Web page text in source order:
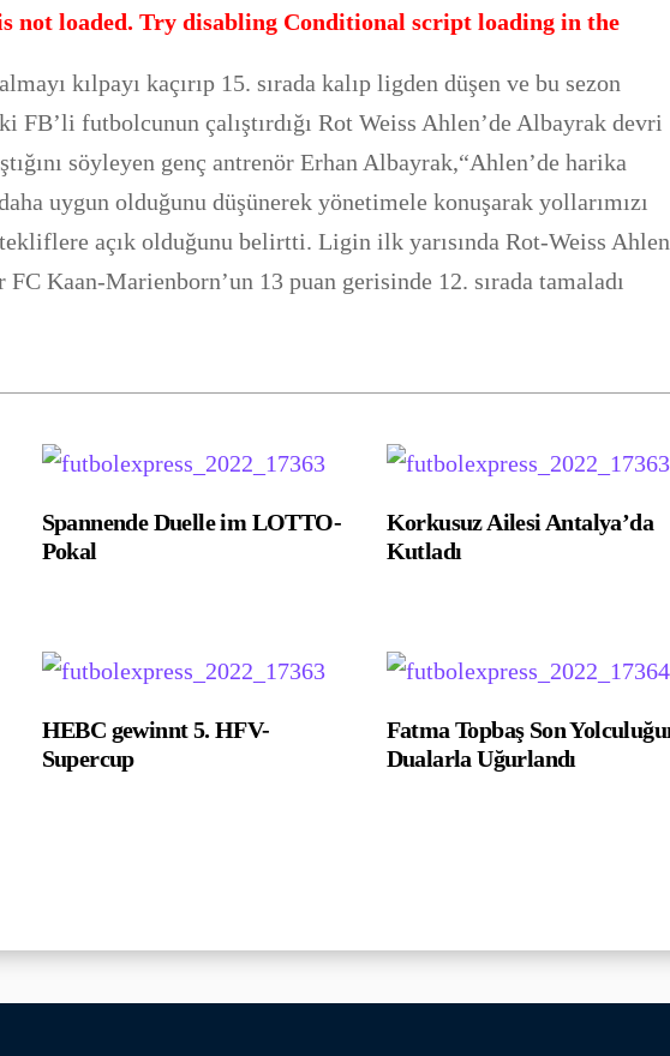
not loaded. Try disabling Conditional script loading in the
kılpayı kaçırıp 15. sırada kalıp ligden düşen ve bu sezon
FB’li futbolcunun çalıştırdığı Rot Weiss Ahlen’de Albayrak devri
söyleyen genç antrenör Erhan Albayrak,“Ahlen’de harika
uygun olduğunu düşünerek yönetimele konuşarak yollarımızı
açık olduğunu belirtti. Ligin ilk yarısında Rot-Weiss Ahlen
Kaan-Marienborn’un 13 puan gerisinde 12. sırada tamaladı
Spannende Duelle im LOTTO-
Pokal
Korkusuz Ailesi Antalya’da
Kutladı
HEBC gewinnt 5. HFV-
Supercup
Fatma Topbaş Son
Dualarla Uğurlandı